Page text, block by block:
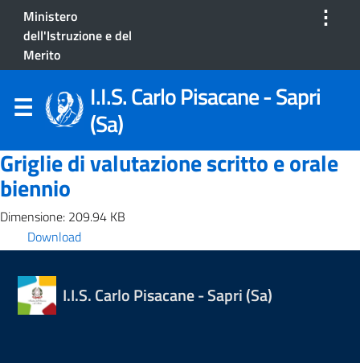
Ministero
dell'Istruzione e del
Merito
⋮
I.I.S. Carlo Pisacane - Sapri
(Sa)
Griglie di valutazione scritto e orale
biennio
Dimensione: 209.94 KB
Download
I.I.S. Carlo Pisacane - Sapri (Sa)